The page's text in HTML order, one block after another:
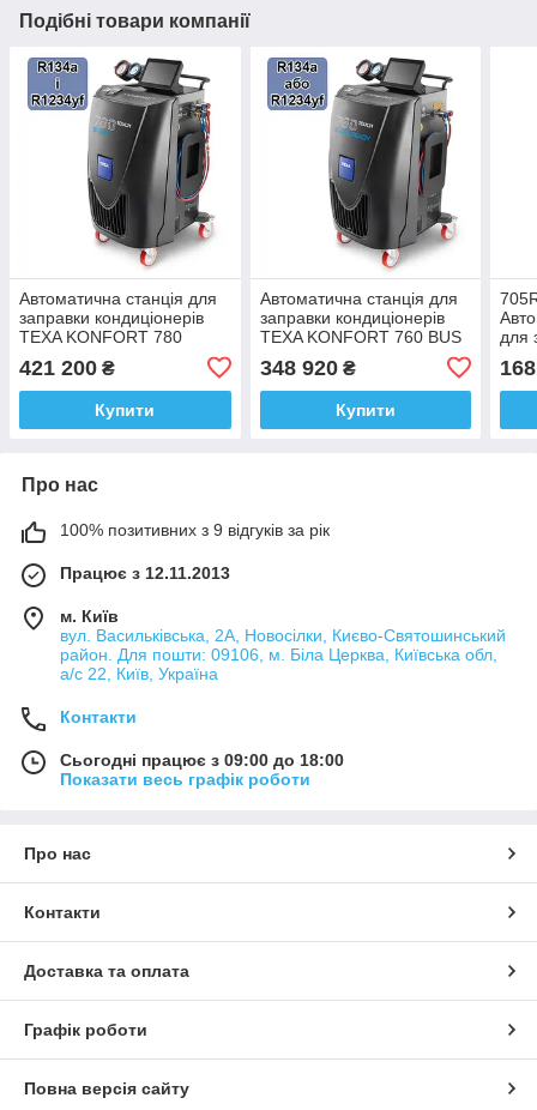
Подібні товари компанії
Автоматична станція для
заправки кондиціонерів
TEXA KONFORT 780
421 200 ₴
Купити
Автоматична станція для
заправки кондиціонерів
TEXA KONFORT 760 BUS
348 920₴
Купити
для
Про нас
100% позитивних з 9 відгуків за рік
Працює з 12.11.2013
м. Київ
вул. Васильківська, 2А, Новосілки, Києво-Святошинський
район. Для пошти: 09106, м. Біла Церква, Київська обл,
а/с 22, Київ, Україна
Контакти
Сьогодні працює з 09:00 до 18:00
Показати весь графік роботи
Про нас
Контакти
Доставка та оплата
Графік роботи
Повна версія сайту